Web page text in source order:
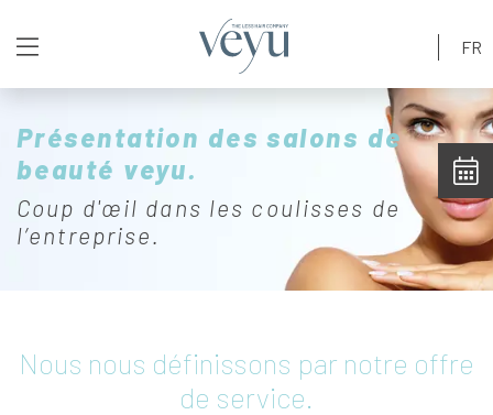
au
principal
FR
Présentation des salons de
beauté veyu.
Coup d'œil dans les coulisses de
l’entreprise.
Nous nous définissons par notre offre
de service.